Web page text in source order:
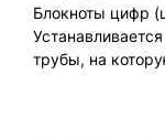
Блокноты цифр
трубы, на